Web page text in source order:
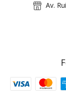
Av.